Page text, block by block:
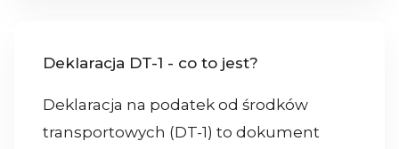
Deklaracja DT-1 - co to jest?
Deklaracja na podatek od środków
transportowych (DT-1) to dokument